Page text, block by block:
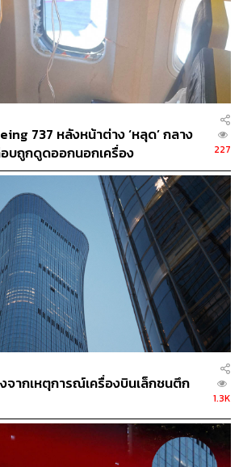
กิดเหตุมีอายุ 34 ปี (สร้างในปี 1991)
บำรุงนานกว่าหนึ่งเดือนในซานอันโต
ตุลาคม แม้จะยังไม่ชัดเจนว่าเป็นการ
รายงานว่า เครื่องบินลำนี้ถูก
นโดยสารมาเป็นเครื่องบินขนส่งสินค้า
และในการซ่อมบำรุงครั้งล่าสุดมีการ
ถังเชื้อเพลิงและพบการกัดกร่อนตาม
ดในลำตัวเครื่อง
UPS Worldport ในเมืองหลุยส์วิลล์ถือ
องบริษัท โดย จิม เมเยอร์ โฆษกของ
ฏิบัติงานของศูนย์ได้กลับมาดำเนินการ
พ.ย.)
Getty Images
article/ups-plane-crash-explosio
32f96f28019c286031befe6d05bb4
us-news/ups-and-fedex-ground-
deadly-kentucky-plane-crash-9c84
737 หลังหน้าต่าง ‘หลุด’ กลาง
บถูกดูดออกนอกเครื่อง
227
งจากเหตุการณ์เครื่องบินเล็กชนตึก
1.3K